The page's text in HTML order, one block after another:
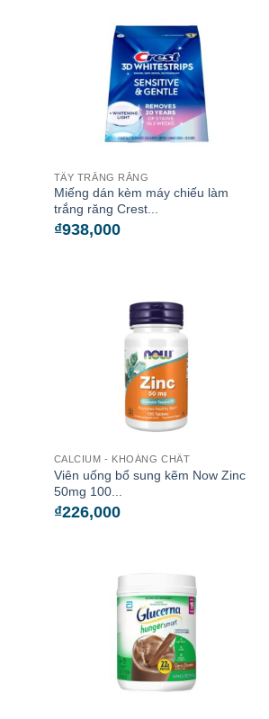
TẨY TRẮNG RĂNG
Miếng dán kèm máy chiếu làm
trắng răng Crest...
₫938,000
CALCIUM - KHOÁNG CHẤT
Viên uống bổ sung kẽm Now Zinc
50mg 100...
₫226,000